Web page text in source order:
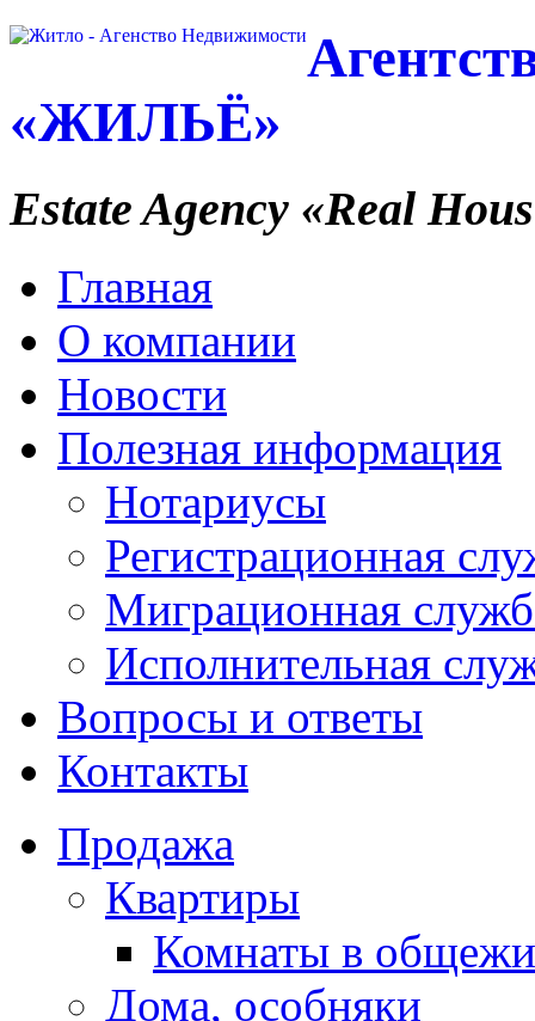
«ЖИЛЬЁ»
Estate Agency «Real
Главная
О компании
Новости
Полезная информация
Нотариусы
Регистрационная
Миграционная
Исполнительная
Вопросы и ответы
Контакты
Продажа
Квартиры
Комнаты в
Дома, особняки